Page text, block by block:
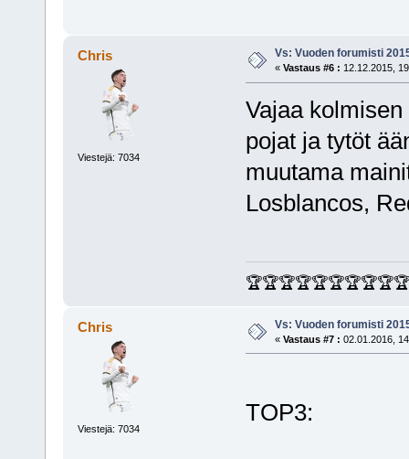
Chris
Viestejä: 7034
Vs: Vuoden forumisti
« Vastaus #6 : 12.12.2015,
Vajaa
pojat ja tytöt
muutama
Losblancos,
Chris
Viestejä: 7034
Vs: Vuoden forumisti
« Vastaus #7 : 02.01.2016,
TOP3: